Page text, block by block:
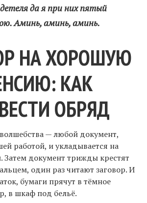
да я при них пятый
Аминь, аминь, аминь.
НА ХОРОШУЮ
КАК
ОБРЯД
— любой документ,
работой, и укладывается на
Затем документ трижды крестят
один раз читают заговор. И
бумаги прячут в тёмное
в шкаф под бельё.